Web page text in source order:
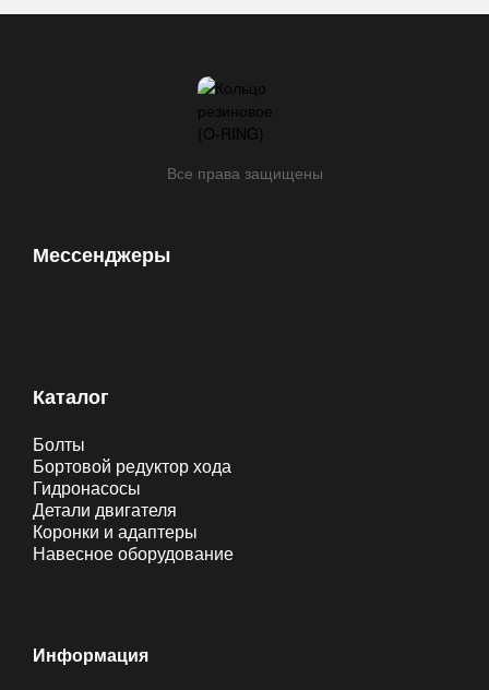
Все права защищены
Мессенджеры
Каталог
Болты
Бортовой редуктор хода
Гидронасосы
Детали двигателя
Коронки и адаптеры
Навесное оборудование
Информация